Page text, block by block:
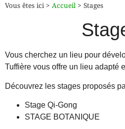
Vous êtes ici > Accueil > Stages
Vous cherchez un lieu pour
Tuffière vous offre un lieu adapté
Découvrez les stages proposés
Stage Qi-Gong
STAGE BOTANIQUE